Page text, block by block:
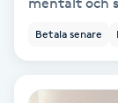
Babylights
Betala senare